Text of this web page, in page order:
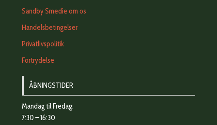
Sandby Smedie om os
Handelsbetingelser
Privatlivspolitik
Fortrydelse
ÅBNINGSTIDER
Mandag til Fredag:
7:30 – 16:30